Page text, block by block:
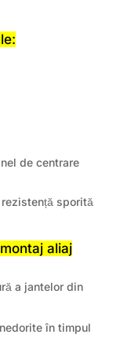
de centrare
sporită
aliaj
a jantelor din
în timpul